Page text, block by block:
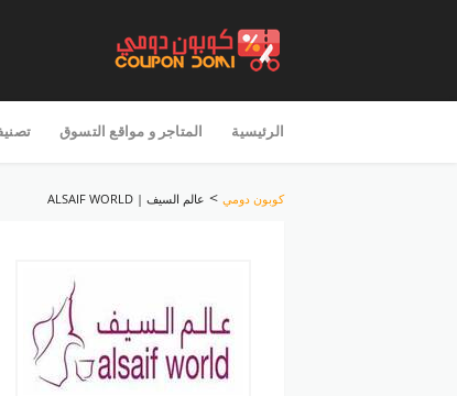
للمحتوى
الرئيسية المتاجر و مواقع التسوق
كوبون دومي > عالم السيف | ALSAIF WORLD